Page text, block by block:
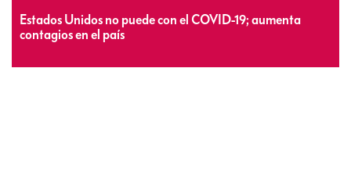
Estados Unidos no puede con el COVID-19; aumenta
contagios en el país